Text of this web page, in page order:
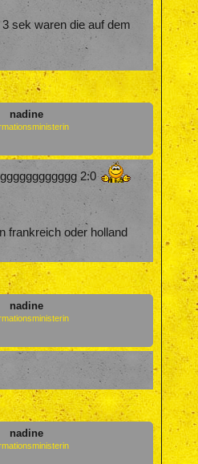
sek waren die auf dem
nadine
2:0
frankreich oder holland
nadine
nadine